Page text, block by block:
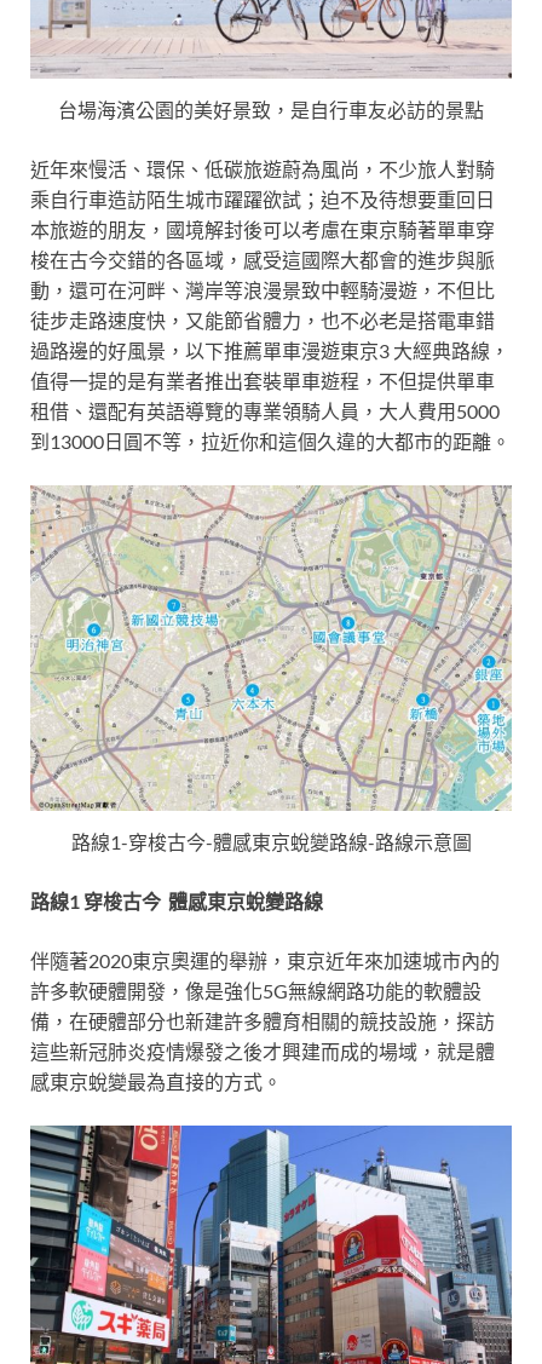
台場海濱公園的美好景致，是自行車友必訪的景點
近年來慢活、環保、低碳旅遊蔚為風尚，不少旅人對騎
乘自行車造訪陌生城市躍躍欲試；迫不及待想要重回日
本旅遊的朋友，國境解封後可以考慮在東京騎著單車穿
梭在古今交錯的各區域，感受這國際大都會的進步與脈
動，還可在河畔、灣岸等浪漫景致中輕騎漫遊，不但比
徒步走路速度快，又能節省體力，也不必老是搭電車錯
過路邊的好風景，以下推薦單車漫遊東京3 大經典路線，
值得一提的是有業者推出套裝單車遊程，不但提供單車
租借、還配有英語導覽的專業領騎人員，大人費用5000
到13000日圓不等，拉近你和這個久違的大都市的距離。
路線1-穿梭古今-體感東京蛻變路線-路線示意圖
路線1 穿梭古今 體感東京蛻變路線
伴隨著2020東京奧運的舉辦，東京近年來加速城市內的
許多軟硬體開發，像是強化5G無線網路功能的軟體設
備，在硬體部分也新建許多體育相關的競技設施，探訪
這些新冠肺炎疫情爆發之後才興建而成的場域，就是體
感東京蛻變最為直接的方式。